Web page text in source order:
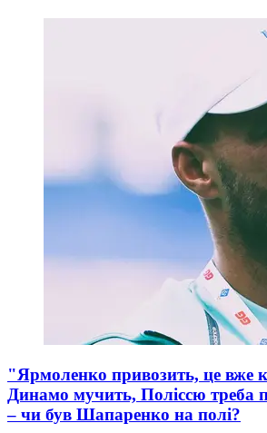
"Ярмоленко привозить, це вже
Динамо мучить, Поліссю треба
– чи був Шапаренко на полі?